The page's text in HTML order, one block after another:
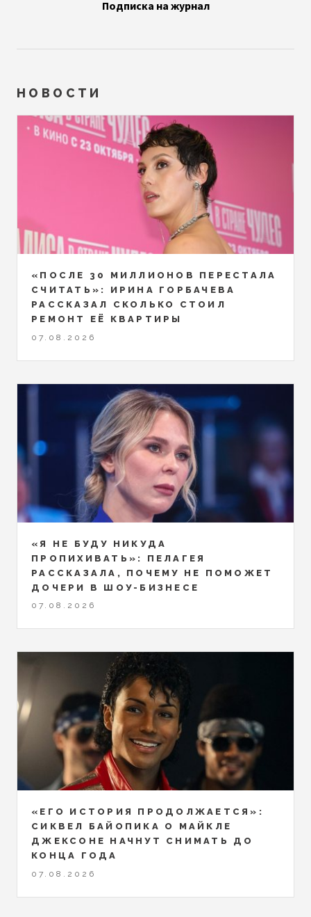
Подписка на журнал
НОВОСТИ
«ПОСЛЕ 30 МИЛЛИОНОВ ПЕРЕСТАЛА
СЧИТАТЬ»: ИРИНА ГОРБАЧЕВА
РАССКАЗАЛ СКОЛЬКО СТОИЛ
РЕМОНТ ЕЁ КВАРТИРЫ
07.08.2026
«Я НЕ БУДУ НИКУДА
ПРОПИХИВАТЬ»: ПЕЛАГЕЯ
РАССКАЗАЛА, ПОЧЕМУ НЕ ПОМОЖЕТ
ДОЧЕРИ В ШОУ-БИЗНЕСЕ
07.08.2026
«ЕГО ИСТОРИЯ ПРОДОЛЖАЕТСЯ»:
СИКВЕЛ БАЙОПИКА О МАЙКЛЕ
ДЖЕКСОНЕ НАЧНУТ СНИМАТЬ ДО
КОНЦА ГОДА
07.08.2026